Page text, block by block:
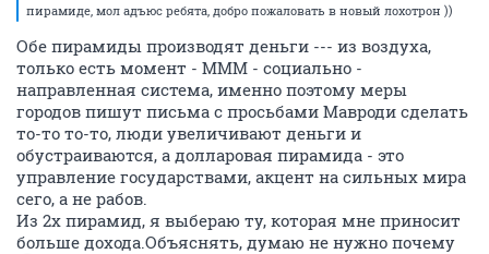
пирамиде, мол адъюс ребята, добро пожаловать в новый лохотрон ))
Обе пирамиды производят деньги --- из воздуха,
только есть момент - МММ - социально -
направленная система, именно поэтому меры
городов пишут письма с просьбами Мавроди сделать
то-то то-то, люди увеличивают деньги и
обустраиваются, а долларовая пирамида - это
управление государствами, акцент на сильных мира
сего, а не рабов.
Из 2х пирамид, я выбераю ту, которая мне приносит
больше дохода.Объяснять, думаю не нужно почему